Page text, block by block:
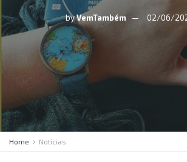
byVemTambém 02/06/
Home Notícias